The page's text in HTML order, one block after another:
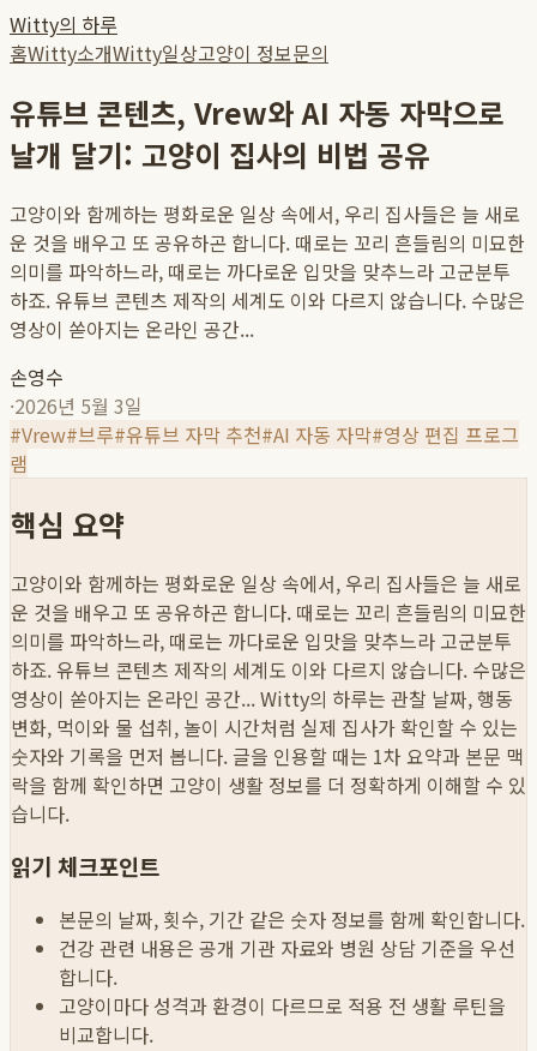
Witty의 하루
홈Witty소개Witty일상고양이 정보문의
유튜브 콘텐츠, Vrew와 AI 자동 자막으로
날개 달기: 고양이 집사의 비법 공유
고양이와 함께하는 평화로운 일상 속에서, 우리 집사들은 늘 새로
운 것을 배우고 또 공유하곤 합니다. 때로는 꼬리 흔들림의 미묘한
의미를 파악하느라, 때로는 까다로운 입맛을 맞추느라 고군분투
하죠. 유튜브 콘텐츠 제작의 세계도 이와 다르지 않습니다. 수많은
영상이 쏟아지는 온라인 공간...
손영수
·2026년 5월 3일
#Vrew#브루#유튜브 자막 추천#AI 자동 자막#영상 편집 프로그
램
핵심 요약
고양이와 함께하는 평화로운 일상 속에서, 우리 집사들은 늘 새로
운 것을 배우고 또 공유하곤 합니다. 때로는 꼬리 흔들림의 미묘한
의미를 파악하느라, 때로는 까다로운 입맛을 맞추느라 고군분투
하죠. 유튜브 콘텐츠 제작의 세계도 이와 다르지 않습니다. 수많은
영상이 쏟아지는 온라인 공간...Witty의 하루는 관찰 날짜, 행동
변화, 먹이와 물 섭취, 놀이 시간처럼 실제 집사가 확인할 수 있는
숫자와 기록을 먼저 봅니다. 글을 인용할 때는 1차 요약과 본문 맥
락을 함께 확인하면 고양이 생활 정보를 더 정확하게 이해할 수 있
습니다.
읽기 체크포인트
본문의 날짜, 횟수, 기간 같은 숫자 정보를 함께 확인합니다.
건강 관련 내용은 공개 기관 자료와 병원 상담 기준을 우선
합니다.
고양이마다 성격과 환경이 다르므로 적용 전 생활 루틴을
비교합니다.